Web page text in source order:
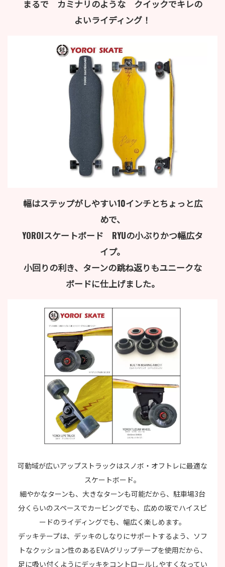
まるで カミナリのような クイックでキレの
よいライディング！
幅はステップがしやすい10インチとちょっと広
めで、
YOROIスケートボード RYUの小ぶりかつ幅広タ
イプ。
小回りの利き、ターンの跳ね返りもユニークな
ボードに仕上げました。
可動域が広いアップストラックはスノボ・オフトレに最適な
スケートボード。
細やかなターンも、大きなターンも可能だから、駐車場3台
分くらいのスペースでカービングでも、広めの坂でハイスピ
ードのライディングでも、幅広く楽しめます。
デッキテープは、デッキのしなりにサポートするよう、ソフ
トなクッション性のあるEVAグリップテープを使用だから、
足に吸い付くようにデッキをコントロールしやすくなってい